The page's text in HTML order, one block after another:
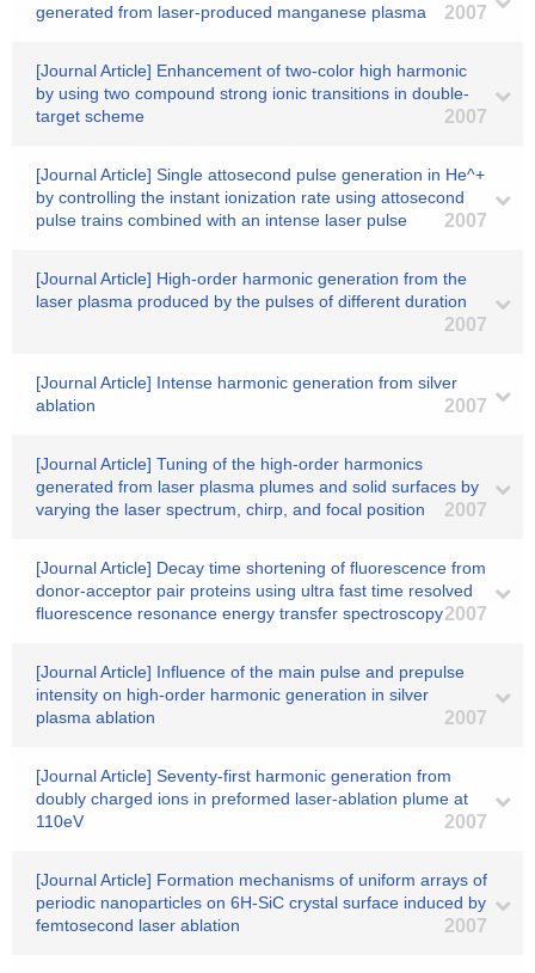
generated from laser-produced manganese plasma
2007
[Journal Article] Enhancement of two-color high harmonic
by using two compound strong ionic transitions in double-
target scheme
2007
[Journal Article] Single attosecond pulse generation in He^+
by controlling the instant ionization rate using attosecond
pulse trains combined with an intense laser pulse
2007
[Journal Article] High-order harmonic generation from the
laser plasma produced by the pulses of different duration
2007
[Journal Article] Intense harmonic generation from silver
ablation
2007
[Journal Article] Tuning of the high-order harmonics
generated from laser plasma plumes and solid surfaces by
varying the laser spectrum, chirp, and focal position
2007
[Journal Article] Decay time shortening of fluorescence from
donor-acceptor pair proteins using ultra fast time resolved
fluorescence resonance energy transfer spectroscopy2007
[Journal Article] Influence of the main pulse and prepulse
intensity on high-order harmonic generation in silver
plasma ablation
2007
[Journal Article] Seventy-first harmonic generation from
doubly charged ions in preformed laser-ablation plume at
110eV
2007
[Journal Article] Formation mechanisms of uniform arrays of
periodic nanoparticles on 6H-SiC crystal surface induced by
femtosecond laser ablation
2007